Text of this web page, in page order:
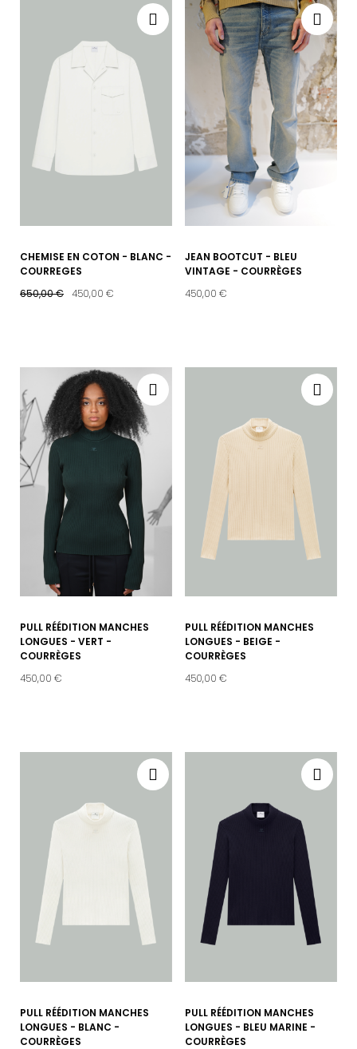
CHEMISE EN COTON - BLANC -
COURREGES
650,00 € 450,00 €
JEAN BOOTCUT - BLEU
VINTAGE - COURRÈGES
450,00 €
PULL RÉÉDITION MANCHES
LONGUES - VERT -
COURRÈGES
450,00 €
PULL RÉÉDITION MANCHES
LONGUES - BEIGE -
COURRÈGES
450,00 €
PULL RÉÉDITION MANCHES
LONGUES - BLANC -
COURRÈGES
PULL RÉÉDITION MANCHES
LONGUES - BLEU MARINE -
COURRÈGES